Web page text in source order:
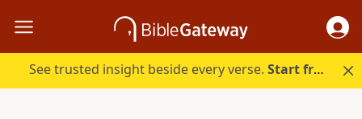
See trusted insight beside every verse.Start free.